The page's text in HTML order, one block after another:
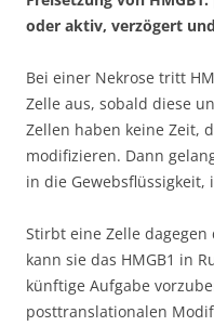
oder aktiv, verzögert
Bei einer Nekrose tritt
Zelle aus, sobald diese
Zellen haben keine Zeit,
modifizieren. Dann
in die
Stirbt eine Zelle
kann sie das HMGB1 in
künftige Aufgabe
posttranslationalen